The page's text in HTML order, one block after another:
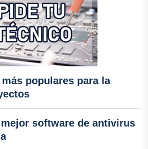
populares para la
software de antivirus